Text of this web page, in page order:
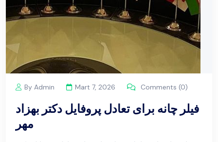
By Admin Mart 7, 2026 Comments (0)
فیلر چانه برای تعادل پروفایل دکتر بهزاد
مهر